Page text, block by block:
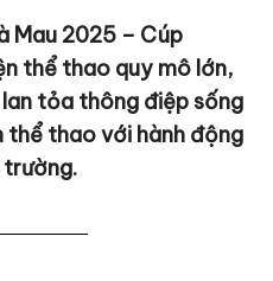
Mau 2025 – Cúp
thể thao quy mô lớn,
tỏa thông điệp sống
thao với hành động